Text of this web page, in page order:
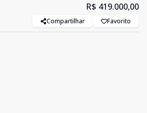
R$ 419.000,00
Compartilhar Favorito